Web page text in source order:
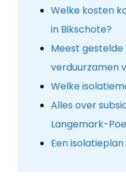
Welke kosten
in Bikschote?
Meest
verduurzamen
Welke
Alles over
Langemark-
Een